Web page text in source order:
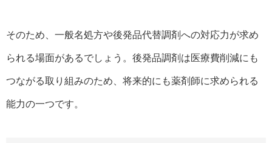
そのため、一般名処方や後発品代替調剤への対応力が求め
られる場面があるでしょう。後発品調剤は医療費削減にも
つながる取り組みのため、将来的にも薬剤師に求められる
能力の一つです。